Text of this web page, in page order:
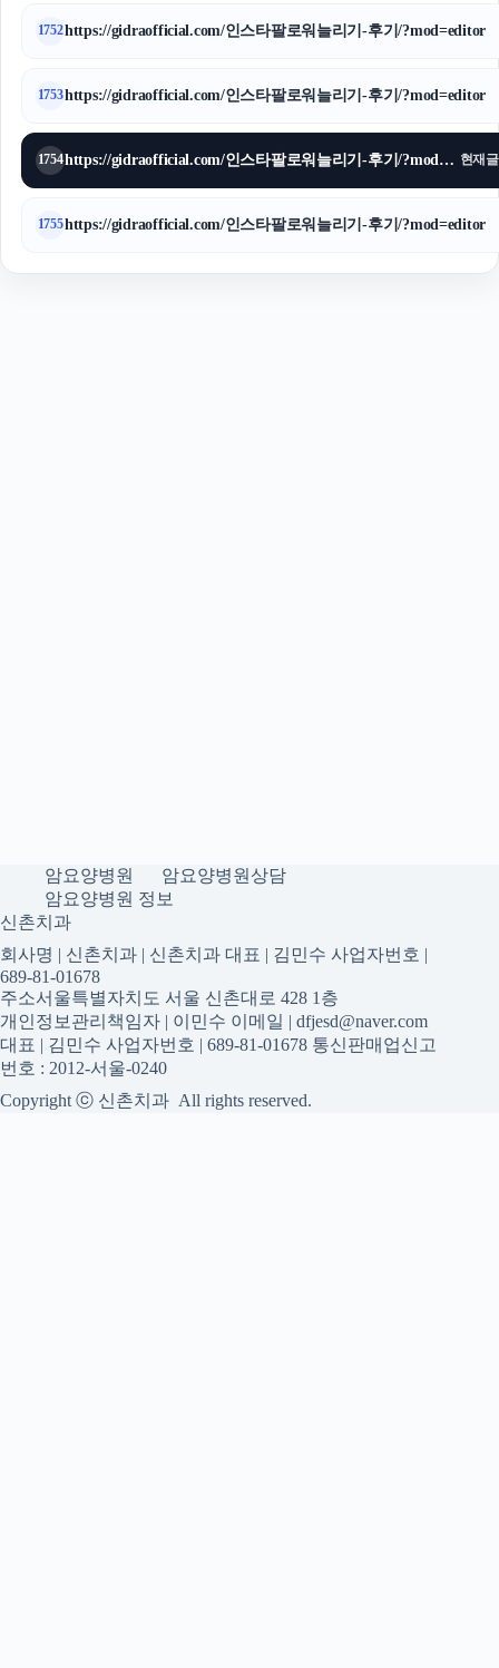
1752https://gidraofficial.com/인스타팔로워늘리기-후기/?mod=editor
1753https://gidraofficial.com/인스타팔로워늘리기-후기/?mod=editor
1754 https://gidraofficial.com/인스타팔로워늘리기-후기/?mod=editor 현재글
1755https://gidraofficial.com/인스타팔로워늘리기-후기/?mod=editor
암요양병원
암요양병원상담
암요양병원 정보
신촌치과
회사명 | 신촌치과 | 신촌치과 대표 | 김민수 사업자번호 |
689-81-01678
주소서울특별자치도 서울 신촌대로 428 1층
개인정보관리책임자 | 이민수 이메일 | dfjesd@naver.com
대표 | 김민수 사업자번호 | 689-81-01678 통신판매업신고
번호 : 2012-서울-0240
Copyright ⓒ 신촌치과 All rights reserved.